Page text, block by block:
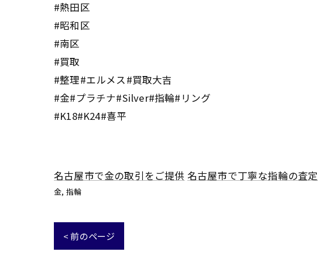
#熱田区
#昭和区
#南区
#買取
#整理#エルメス#買取大吉
#金#プラチナ#Silver#指輪#リング
#K18#K24#喜平
名古屋市で金の取引をご提供 名古屋市で丁寧な指輪の査定
金 指輪
< 前のページ